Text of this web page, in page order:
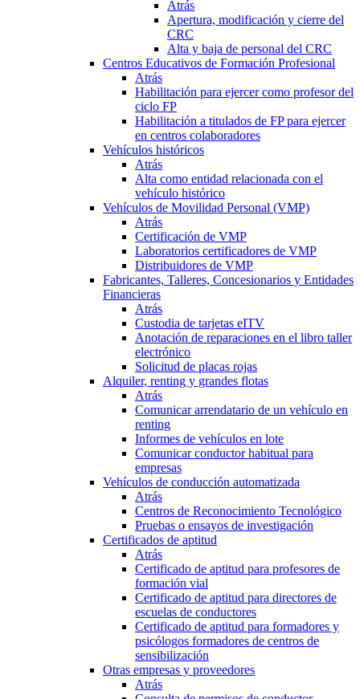
Atrás
Apertura, modificación y cierre del
CRC
Alta y baja de personal del CRC
Centros Educativos de Formación Profesional
Atrás
Habilitación para ejercer como profesor del
ciclo FP
Habilitación a titulados de FP para ejercer
en centros colaboradores
Vehículos históricos
Atrás
Alta como entidad relacionada con el
vehículo histórico
Vehículos de Movilidad Personal (VMP)
Atrás
Certificación de VMP
Laboratorios certificadores de VMP
Distribuidores de VMP
Fabricantes, Talleres, Concesionarios y Entidades
Financieras
Atrás
Custodia de tarjetas eITV
Anotación de reparaciones en el libro taller
electrónico
Solicitud de placas rojas
Alquiler, renting y grandes flotas
Atrás
Comunicar arrendatario de un vehículo en
renting
Informes de vehículos en lote
Comunicar conductor habitual para
empresas
Vehículos de conducción automatizada
Atrás
Centros de Reconocimiento Tecnológico
Pruebas o ensayos de investigación
Certificados de aptitud
Atrás
Certificado de aptitud para profesores de
formación vial
Certificado de aptitud para directores de
escuelas de conductores
Certificado de aptitud para formadores y
psicólogos formadores de centros de
sensibilización
Otras empresas y proveedores
Atrás